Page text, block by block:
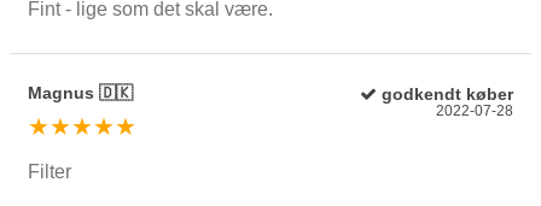
Fint - lige som det skal være.
Magnus 🇩🇰 godkendt køber
★★★★★
2022-07-28
Filter